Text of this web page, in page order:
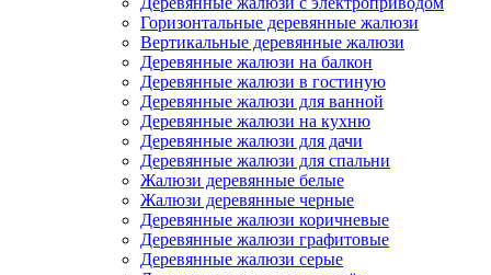
Горизонтальные деревянные жалюзи
Вертикальные деревянные жалюзи
Деревянные жалюзи на балкон
Деревянные жалюзи в гостиную
Деревянные жалюзи для ванной
Деревянные жалюзи на кухню
Деревянные жалюзи для дачи
Деревянные жалюзи для спальни
Жалюзи деревянные белые
Жалюзи деревянные черные
Деревянные жалюзи коричневые
Деревянные жалюзи графитовые
Деревянные жалюзи серые